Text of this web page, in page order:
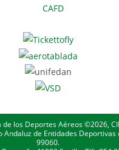
de los Deportes Aéreos ©2026,
Andaluz de Entidades
99060.